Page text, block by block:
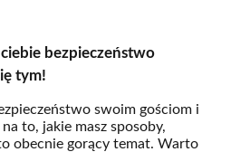
bezpieczeństwo
tym!
swoim gościom i
to, jakie masz sposoby,
obecnie gorący temat. Warto